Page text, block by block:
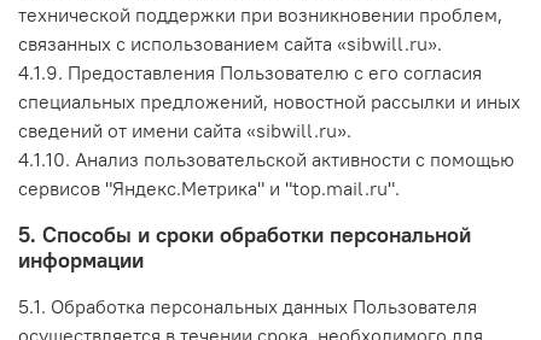
технической поддержки при возникновении проблем,
связанных с использованием сайта «sibwill.ru».
4.1.9. Предоставления Пользователю с его согласия
специальных предложений, новостной рассылки и иных
сведений от имени сайта «sibwill.ru».
4.1.10. Анализ пользовательской активности с помощью
сервисов "Яндекс.Метрика" и "top.mail.ru".
5. Способы и сроки обработки персональной
информации
5.1. Обработка персональных данных Пользователя
осуществляется в течении срока, необходимого для